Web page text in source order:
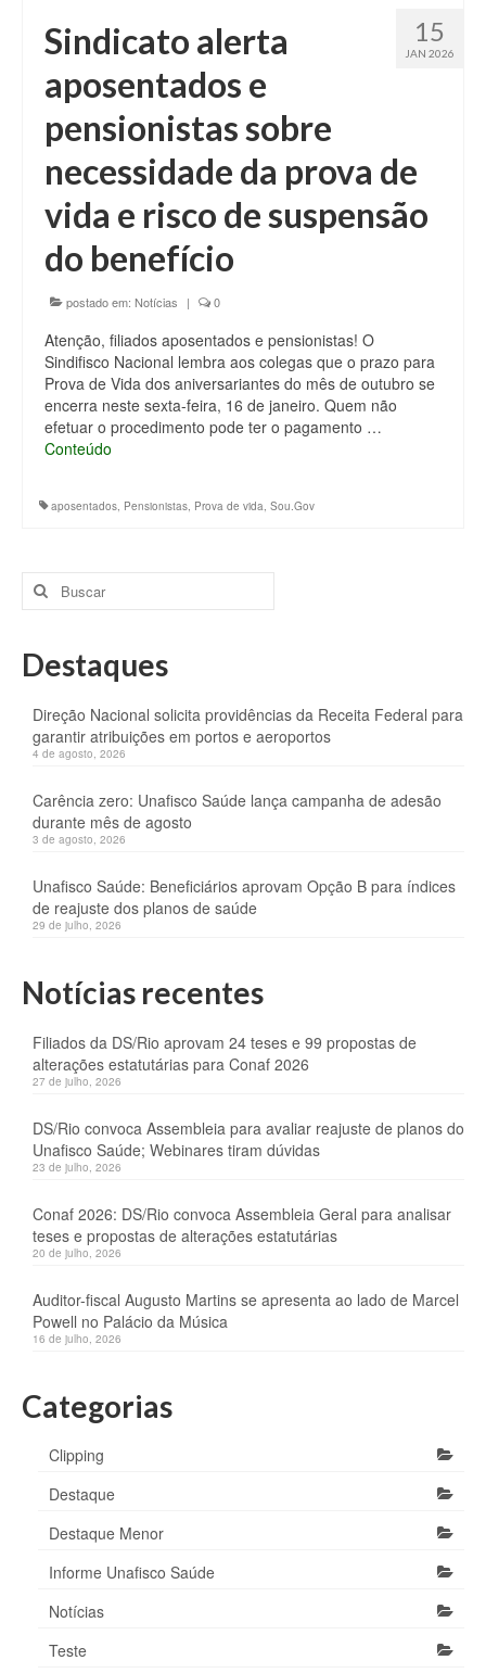
15
JAN 2026
Sindicato alerta
aposentados e
pensionistas sobre
necessidade da prova de
vida e risco de suspensão
do benefício
postado em: Notícias | 0
Atenção, filiados aposentados e pensionistas! O
Sindifisco Nacional lembra aos colegas que o prazo para
Prova de Vida dos aniversariantes do mês de outubro se
encerra neste sexta-feira, 16 de janeiro. Quem não
efetuar o procedimento pode ter o pagamento …
Conteúdo
aposentados, Pensionistas, Prova de vida, Sou.Gov
Buscar
por:
Destaques
Direção Nacional solicita providências da Receita Federal para
garantir atribuições em portos e aeroportos
4 de agosto, 2026
Carência zero: Unafisco Saúde lança campanha de adesão
durante mês de agosto
3 de agosto, 2026
Unafisco Saúde: Beneficiários aprovam Opção B para índices
de reajuste dos planos de saúde
29 de julho, 2026
Notícias recentes
Filiados da DS/Rio aprovam 24 teses e 99 propostas de
alterações estatutárias para Conaf 2026
27 de julho, 2026
DS/Rio convoca Assembleia para avaliar reajuste de planos do
Unafisco Saúde; Webinares tiram dúvidas
23 de julho, 2026
Conaf 2026: DS/Rio convoca Assembleia Geral para analisar
teses e propostas de alterações estatutárias
20 de julho, 2026
Auditor-fiscal Augusto Martins se apresenta ao lado de Marcel
Powell no Palácio da Música
16 de julho, 2026
Categorias
Clipping
Destaque
Destaque Menor
Informe Unafisco Saúde
Notícias
Teste